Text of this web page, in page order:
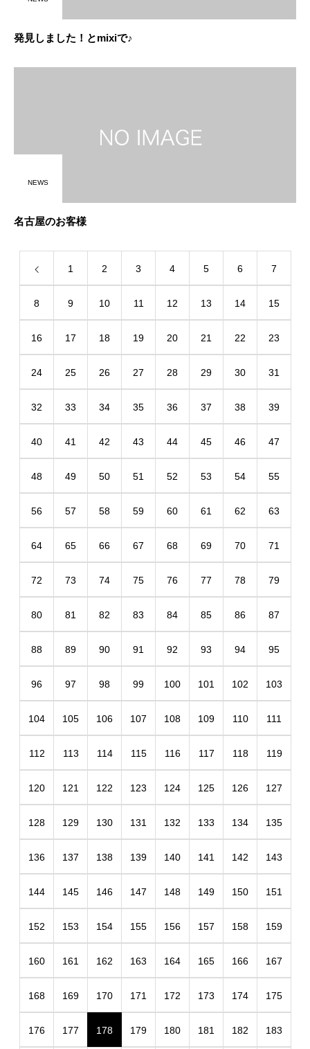
発見しました！とmixiで♪
NEWS
名古屋のお客様
1 2 3 4 5 6 7
8 9 10 11 12 13 14 15
16 17 18 19 20 21 22 23
24 25 26 27 28 29 30 31
32 33 34 35 36 37 38 39
40 41 42 43 44 45 46 47
48 49 50 51 52 53 54 55
56 57 58 59 60 61 62 63
64 65 66 67 68 69 70 71
72 73 74 75 76 77 78 79
80 81 82 83 84 85 86 87
88 89 90 91 92 93 94 95
96 97 98 99 100 101 102 103
104 105 106 107 108 109 110 111
112 113 114 115 116 117 118 119
120 121 122 123 124 125 126 127
128 129 130 131 132 133 134 135
136 137 138 139 140 141 142 143
144 145 146 147 148 149 150 151
152 153 154 155 156 157 158 159
160 161 162 163 164 165 166 167
168 169 170 171 172 173 174 175
176 177 178 179 180 181 182 183